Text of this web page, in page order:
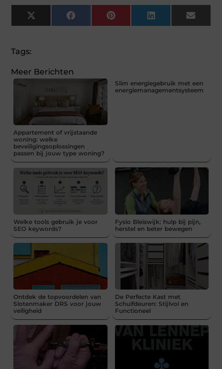
X
(Twitter)
FacebookPinterestLinkedIn Email
Tags:
Meer Berichten
Appartement of vrijstaande
woning: welke
beveiligingsoplossingen
passen bij jouw type woning?
Slim energiegebruik met een
energiemanagementsysteem
Welke tools gebruik je voor
SEO keywords?
Fysio Bleiswijk: hulp bij pijn,
herstel en beter bewegen
Ontdek de topvoordelen van
Slotenmaker DRS voor jouw
veiligheid
De Perfecte Kast met
Schuifdeuren: Stijlvol en
Functioneel